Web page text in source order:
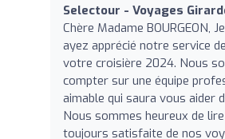
Selectour - Voyages
Chère Madame BOURGEON,
ayez apprécié notre service
votre croisière 2024. Nous
compter sur une équipe
aimable qui saura vous aider
Nous sommes heureux de
toujours satisfaite de nos